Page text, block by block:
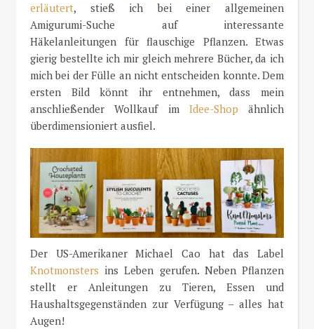
erläutert, stieß ich bei einer allgemeinen
Amigurumi-Suche auf interessante
Häkelanleitungen für flauschige Pflanzen. Etwas
gierig bestellte ich mir gleich mehrere Bücher, da ich
mich bei der Fülle an nicht entscheiden konnte. Dem
ersten Bild könnt ihr entnehmen, dass mein
anschließender Wollkauf im Idee-Shop ähnlich
überdimensioniert ausfiel.
Der US-Amerikaner Michael Cao hat das Label
Knotmonsters ins Leben gerufen. Neben Pflanzen
stellt er Anleitungen zu Tieren, Essen und
Haushaltsgegenständen zur Verfügung – alles hat
Augen!